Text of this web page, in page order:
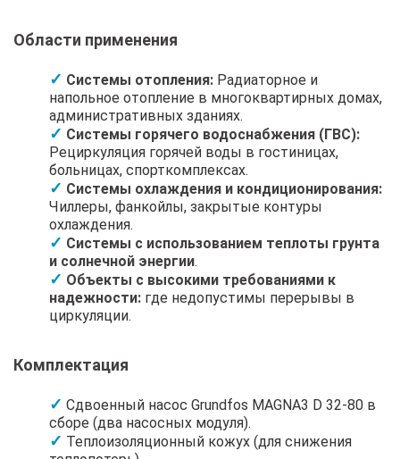
Области применения
Системы отопления: Радиаторное и
напольное отопление в многоквартирных домах,
административных зданиях.
Системы горячего водоснабжения (ГВС):
Рециркуляция горячей воды в гостиницах,
больницах, спорткомплексах.
Системы охлаждения и кондиционирования:
Чиллеры, фанкойлы, закрытые контуры
охлаждения.
Системы с использованием теплоты грунта
и солнечной энергии.
Объекты с высокими требованиями к
надежности: где недопустимы перерывы в
циркуляции.
Комплектация
Сдвоенный насос Grundfos MAGNA3 D 32-80 в
сборе (два насосных модуля).
Теплоизоляционный кожух (для снижения